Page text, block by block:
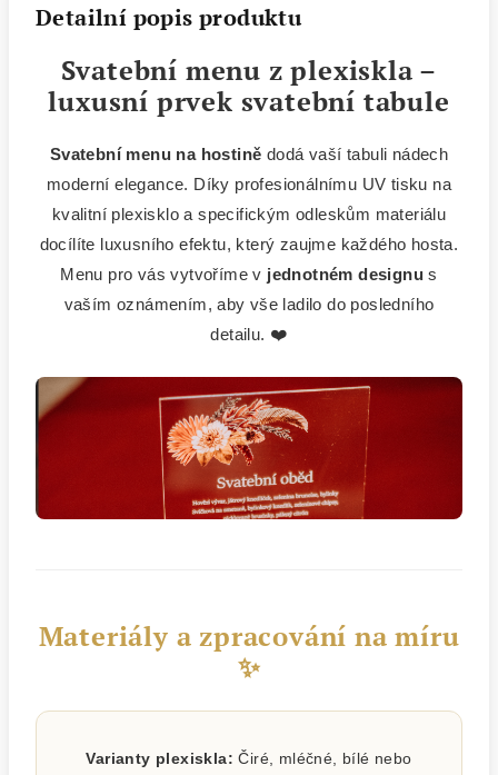
Detailní popis produktu
Svatební menu z plexiskla –
luxusní prvek svatební tabule
Svatební menu na hostině dodá vaší tabuli nádech
moderní elegance. Díky profesionálnímu UV tisku na
kvalitní plexisklo a specifickým odleskům materiálu
docílíte luxusního efektu, který zaujme každého hosta.
Menu pro vás vytvoříme v jednotném designu s
vaším oznámením, aby vše ladilo do posledního
detailu. ❤️
Materiály a zpracování na míru
✨
Varianty plexiskla: Čiré, mléčné, bílé nebo